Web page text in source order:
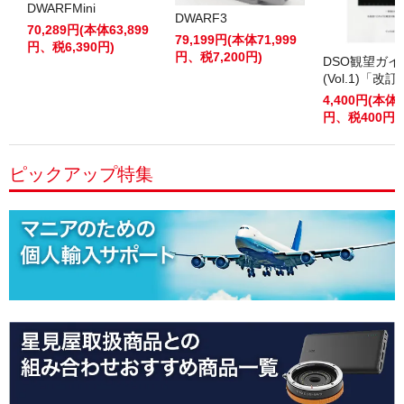
DWARFMini
70,289円(本体63,899
円、税6,390円)
DWARF3
79,199円(本体71,999
円、税7,200円)
DSO観望ガ
(Vol.1)「改訂
4,400円(本体
円、税400円)
ピックアップ特集